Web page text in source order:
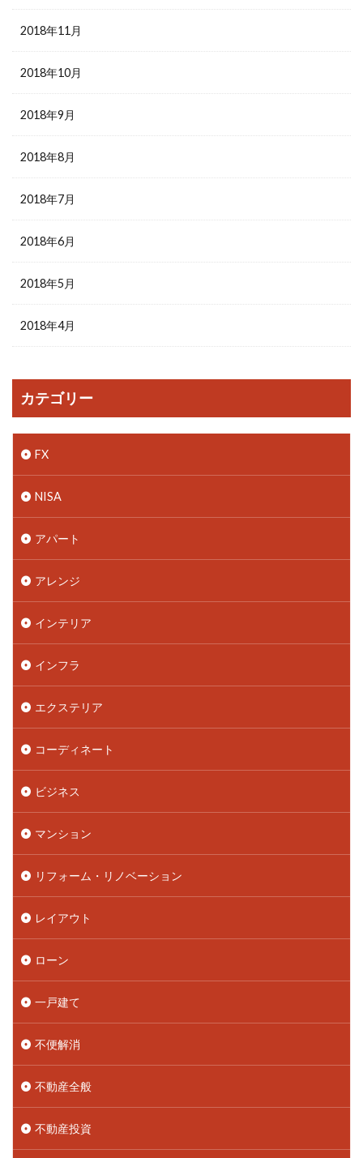
2018年11月
2018年10月
2018年9月
2018年8月
2018年7月
2018年6月
2018年5月
2018年4月
カテゴリー
FX
NISA
アパート
アレンジ
インテリア
インフラ
エクステリア
コーディネート
ビジネス
マンション
リフォーム・リノベーション
レイアウト
ローン
一戸建て
不便解消
不動産全般
不動産投資